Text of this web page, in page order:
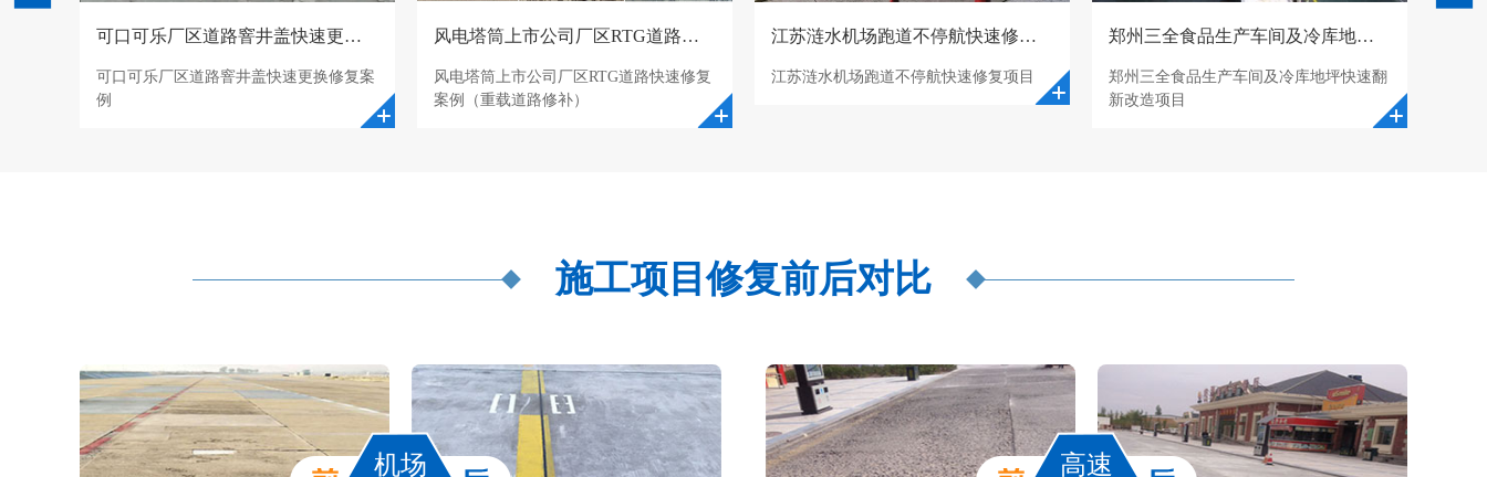
可口可乐厂区道路窨井盖快速更换修复
可口可乐厂区道路窨井盖快速更换修复案
例
风电塔筒上市公司厂区RTG道路快速修复项目
风电塔筒上市公司厂区RTG道路快速修复
案例（重载道路修补）
江苏涟水机场跑道不停航快速修复项目
江苏涟水机场跑道不停航快速修复项目
郑州三全食品生产车间及冷库地坪快速翻新改造
郑州三全食品生产车间及冷库地坪快速翻
新改造项目​
施工项目修复前后对比
机场 高速